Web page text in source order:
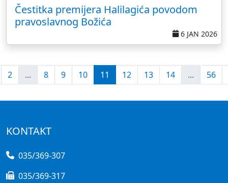
Čestitka premijera Halilagića povodom
pravoslavnog Božića
6 JAN 2026
2 ... 8 9 10 11 12 13 14 ... 56
KONTAKT
035/369-307
035/369-317